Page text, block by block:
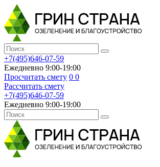
+7(495)646-07-59
Ежедневно 9:00-19:00
Просчитать смету 0 0
Рассчитать смету
+7(495)646-07-59
Ежедневно 9:00-19:00